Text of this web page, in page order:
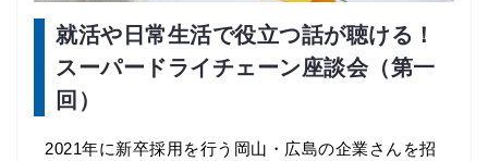
就活や日常生活で役立つ話が聴ける！
スーパードライチェーン座談会（第一
回）
2021年に新卒採用を行う岡山・広島の企業さんを招